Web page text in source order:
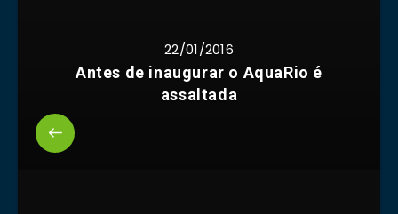
22/01/2016
Antes de inaugurar o AquaRio é
assaltada